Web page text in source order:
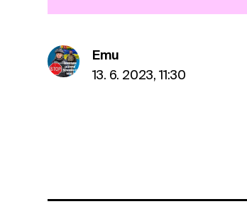
Emu
13. 6. 2023, 11:30